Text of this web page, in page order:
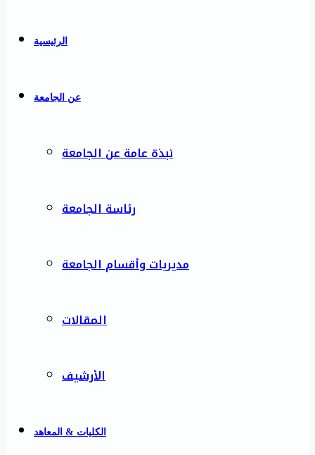
الرئيسية
عن الجامعة
نبذة عامة عن الجامعة
رئاسة الجامعة
مديريات وأقسام الجامعة
المقالات
الأرشيف
الكليات & المعاهد